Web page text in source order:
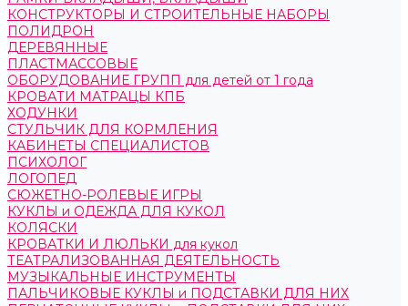
КОНСТРУКТОРЫ И СТРОИТЕЛЬНЫЕ НАБОРЫ
ПОЛИДРОН
ДЕРЕВЯННЫЕ
ПЛАСТМАССОВЫЕ
ОБОРУДОВАНИЕ ГРУПП для детей от 1 года
КРОВАТИ МАТРАЦЫ КПБ
ХОДУНКИ
СТУЛЬЧИК ДЛЯ КОРМЛЕНИЯ
КАБИНЕТЫ СПЕЦИАЛИСТОВ
ПСИХОЛОГ
ЛОГОПЕД
СЮЖЕТНО-РОЛЕВЫЕ ИГРЫ
КУКЛЫ и ОДЕЖДА ДЛЯ КУКОЛ
КОЛЯСКИ
КРОВАТКИ И ЛЮЛЬКИ для кукол
ТЕАТРАЛИЗОВАННАЯ ДЕЯТЕЛЬНОСТЬ
МУЗЫКАЛЬНЫЕ ИНСТРУМЕНТЫ
ПАЛЬЧИКОВЫЕ КУКЛЫ и ПОДСТАВКИ ДЛЯ НИХ